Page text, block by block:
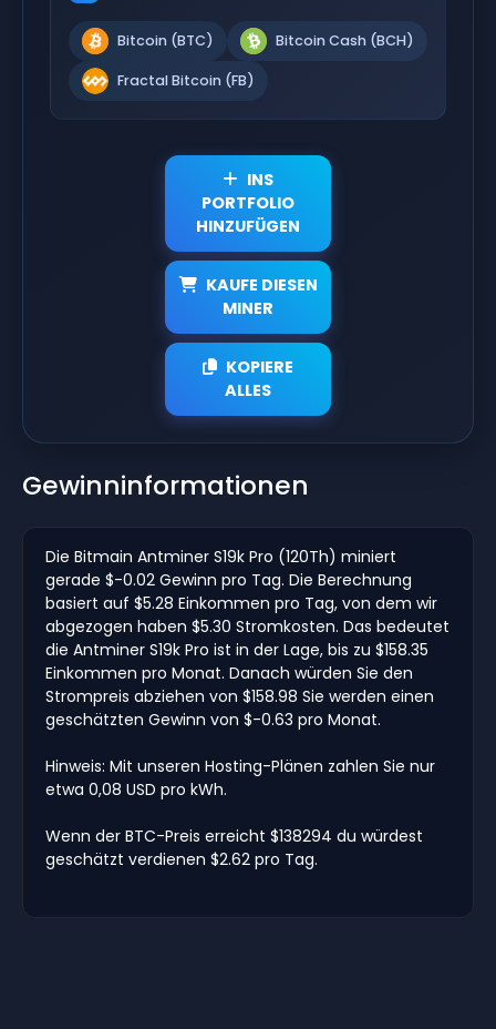
Bitcoin (BTC) Bitcoin Cash (BCH)
Fractal Bitcoin (FB)
INS
PORTFOLIO
HINZUFÜGEN
KAUFE DIESEN
MINER
KOPIERE
ALLES
Gewinninformationen
Die Bitmain Antminer S19k Pro (120Th) miniert
gerade $-0.02 Gewinn pro Tag. Die Berechnung
basiert auf $5.28 Einkommen pro Tag, von dem wir
abgezogen haben $5.30 Stromkosten. Das bedeutet
die Antminer S19k Pro ist in der Lage, bis zu $158.35
Einkommen pro Monat. Danach würden Sie den
Strompreis abziehen von $158.98 Sie werden einen
geschätzten Gewinn von $-0.63 pro Monat.
Hinweis: Mit unseren Hosting-Plänen zahlen Sie nur
etwa 0,08 USD pro kWh.
Wenn der BTC-Preis erreicht $138294 du würdest
geschätzt verdienen $2.62 pro Tag.